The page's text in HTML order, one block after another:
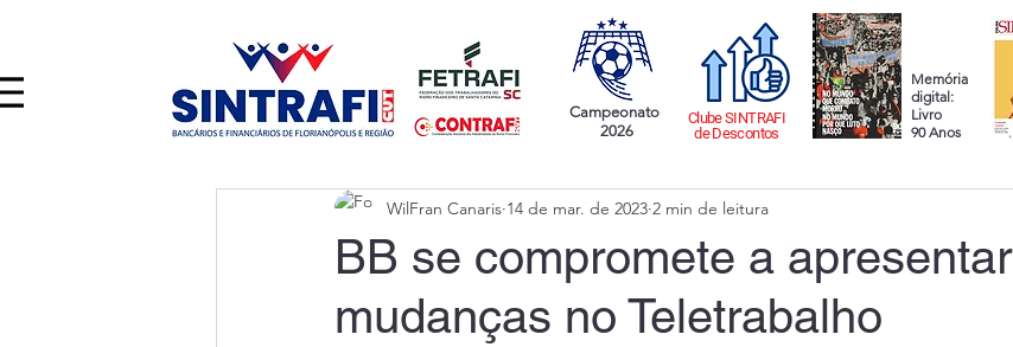
Campeonato
2026
Clube SINTRAFI
de Descontos
Memória
digital:
Livro
90 Anos
BB se compromete a apresentar
mudanças no Teletrabalho
WilFran Canaris 14 de mar. de 2023 2 min de leitura